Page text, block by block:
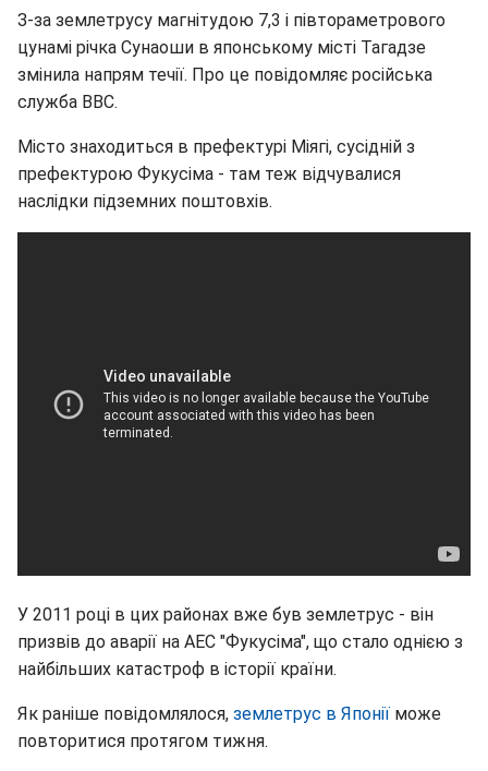
З-за землетрусу магнітудою 7,3 і півтораметрового
цунамі річка Сунаоши в японському місті Тагадзе
змінила напрям течії. Про це повідомляє російська
служба ВВС.
Місто знаходиться в префектурі Міягі, сусідній з
префектурою Фукусіма - там теж відчувалися
наслідки підземних поштовхів.
У 2011 році в цих районах вже був землетрус - він
призвів до аварії на АЕС "Фукусіма", що стало однією з
найбільших катастроф в історії країни.
Як раніше повідомлялося, землетрус в Японії може
повторитися протягом тижня.